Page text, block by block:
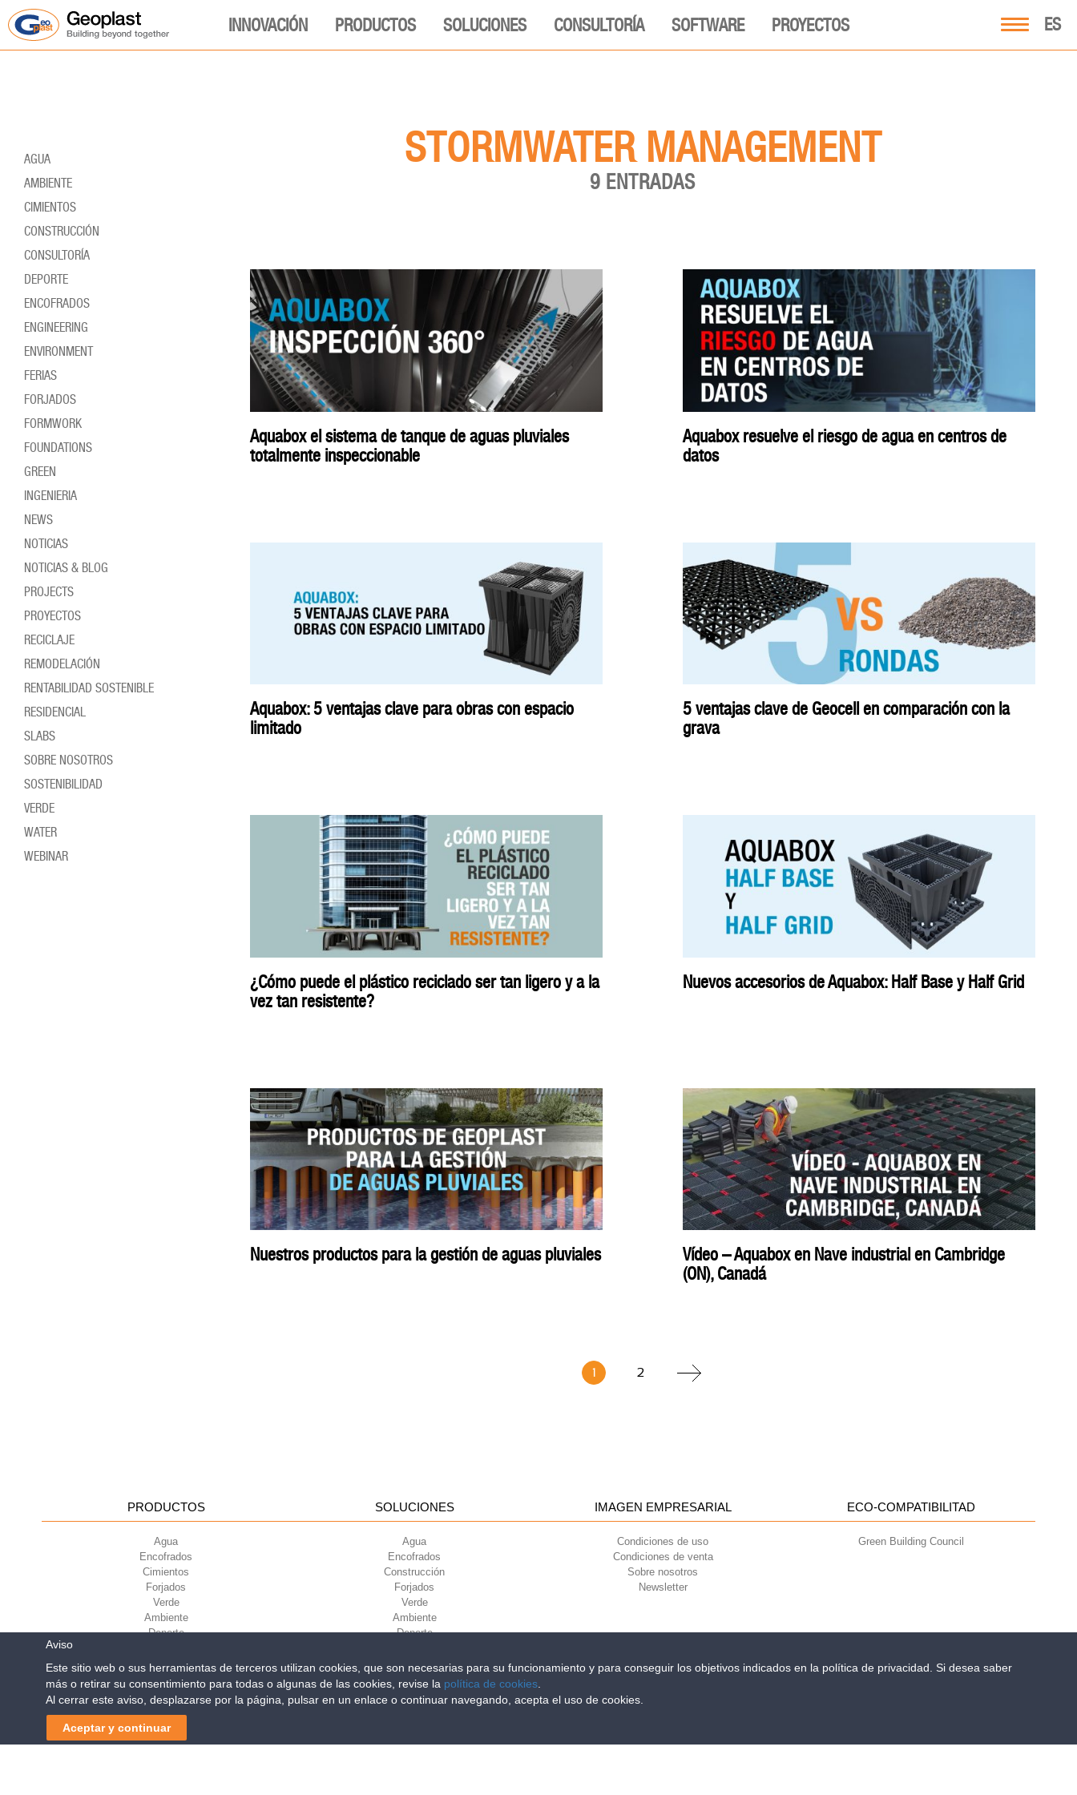
ES
INNOVACIÓN PRODUCTOS SOLUCIONES CONSULTORÍA SOFTWARE PROYECTOS
STORMWATER MANAGEMENT
9 ENTRADAS
Aquabox el sistema de tanque de aguas pluviales
totalmente inspeccionable
Aquabox resuelve el riesgo de agua en centros de
datos
Aquabox: 5 ventajas clave para obras con espacio
limitado
5 ventajas clave de Geocell en comparación con la
grava
¿Cómo puede el plástico reciclado ser tan ligero y a la
vez tan resistente?
Nuevos accesorios de Aquabox: Half Base y Half Grid
Nuestros productos para la gestión de aguas pluviales
Vídeo – Aquabox en Nave industrial en Cambridge
(ON), Canadá
1 2
AGUA
AMBIENTE
CIMIENTOS
CONSTRUCCIÓN
CONSULTORÍA
DEPORTE
ENCOFRADOS
ENGINEERING
ENVIRONMENT
FERIAS
FORJADOS
FORMWORK
FOUNDATIONS
GREEN
INGENIERIA
NEWS
NOTICIAS
NOTICIAS & BLOG
PROJECTS
PROYECTOS
RECICLAJE
REMODELACIÓN
RENTABILIDAD SOSTENIBLE
RESIDENCIAL
SLABS
SOBRE NOSOTROS
SOSTENIBILIDAD
VERDE
WATER
WEBINAR
PRODUCTOS
Agua
Encofrados
Cimientos
Forjados
Verde
Ambiente
Deporte
SOLUCIONES
Agua
Encofrados
Construcción
Forjados
Verde
Ambiente
Deporte
IMAGEN EMPRESARIAL
Condiciones de uso
Condiciones de venta
Sobre nosotros
Newsletter
ECO-COMPATIBILITAD
Green Building Council
Geoplast S.p.A.| Via Martiri della Libertà, 6/8 - 35010 Grantorto (Padova) ITALY - Tel
Reg. Impr. PD. n. 03285310284 - R.E.A. n. 300667 P.IVA e C.F. 03285310284 | Cap. Soc. Euro 2.000.000 i.v. |
Aviso
Este sitio web o sus herramientas de terceros utilizan cookies, que son necesarias para su funcionamiento y para conseguir los objetivos indicados en la política de privacidad. Si desea saber
más o retirar su consentimiento para todas o algunas de las cookies, revise la política de cookies
Al cerrar este aviso, desplazarse por la página, pulsar en un enlace o continuar navegando, acepta el uso de cookies.
Aceptar y continuar